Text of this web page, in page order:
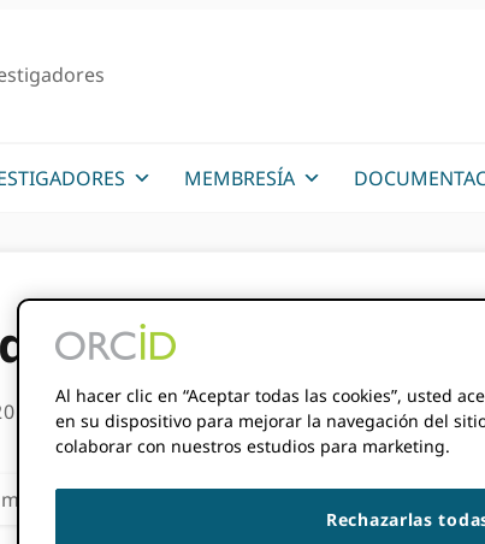
MEMBRESÍA
en la
BY MATTHEW COMPRA
de tres años. La información contenida en esta
Al hacer clic en “Aceptar todas las cookies”, usted
en su dispositivo para mejorar la navegación del
colaborar con nuestros estudios para marketing.
Rechazarlas